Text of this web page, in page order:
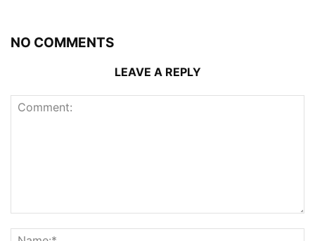
NO COMMENTS
LEAVE A REPLY